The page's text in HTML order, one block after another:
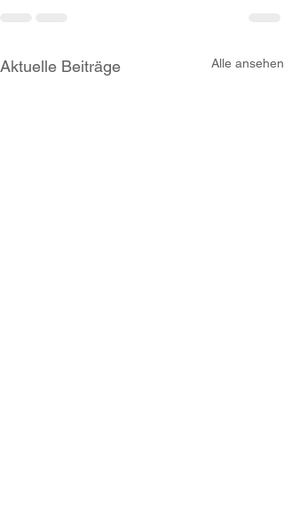
Aktuelle Beiträge Alle ansehen